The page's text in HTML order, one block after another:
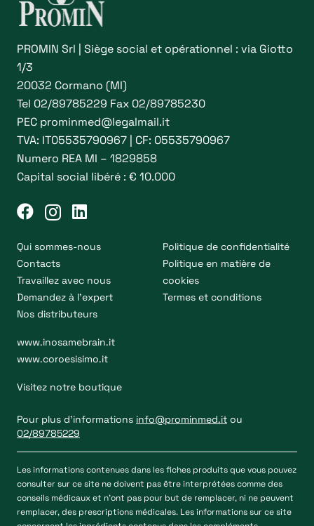
du
PROMIN Srl | Siège social et opérationnel : via Giotto
1/3
20032 Cormano (MI)
Tel 02/89785229 Fax 02/89785230
PEC prominmed@legalmail.it
TVA: IT05535790967 | CF: 05535790967
Numero REA MI – 1829858
Capital social libéré : € 10.000
Qui sommes-nous
Contacts
Travaillez avec nous
Demandez à l’expert
Nos distributeurs
Politique de confidentialité
Politique en matière de
cookies
Termes et conditions
www.inosamebrain.it
www.coroesisimo.it
Visitez notre boutique
Pour plus d’informations info@prominmed.it ou
02/89785229
Les informations contenues dans les fiches produits que vous pouvez
consulter sur ce site ne doivent pas être interprétées comme des
conseils médicaux et n’ont pas pour but de remplacer, ni ne peuvent
remplacer, des prescriptions médicales. Les informations sur ce site